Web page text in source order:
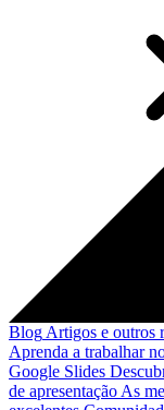
Blog Artigos e outros
Aprenda a trabalhar
Google Slides
de apresentação As